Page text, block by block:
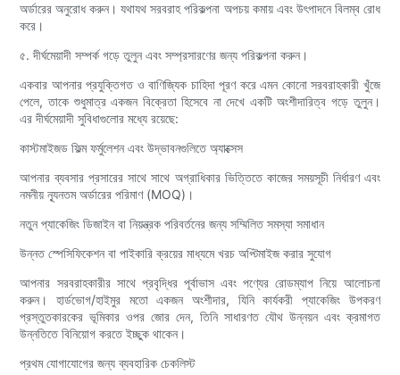
অর্ডারের অনুরোধ করুন। যথাযথ সরবরাহ পরিকল্পনা অপচয় কমায় এবং উৎপাদনে বিলম্ব রোধ
করে।
৫. দীর্ঘমেয়াদী সম্পর্ক গড়ে তুলুন এবং সম্প্রসারণের জন্য পরিকল্পনা করুন।
একবার আপনার প্রযুক্তিগত ও বাণিজ্যিক চাহিদা পূরণ করে এমন কোনো সরবরাহকারী খুঁজে
পেলে, তাকে শুধুমাত্র একজন বিক্রেতা হিসেবে না দেখে একটি অংশীদারিত্ব গড়ে তুলুন।
এর দীর্ঘমেয়াদী সুবিধাগুলোর মধ্যে রয়েছে:
কাস্টমাইজড ফিল্ম ফর্মুলেশন এবং উদ্ভাবনগুলিতে অ্যাক্সেস
আপনার ব্যবসার প্রসারের সাথে সাথে অগ্রাধিকার ভিত্তিতে কাজের সময়সূচী নির্ধারণ এবং
নমনীয় ন্যূনতম অর্ডারের পরিমাণ (MOQ)।
নতুন প্যাকেজিং ডিজাইন বা নিয়ন্ত্রক পরিবর্তনের জন্য সম্মিলিত সমস্যা সমাধান
উন্নত স্পেসিফিকেশন বা পাইকারি ক্রয়ের মাধ্যমে খরচ অপ্টিমাইজ করার সুযোগ
আপনার সরবরাহকারীর সাথে প্রবৃদ্ধির পূর্বাভাস এবং পণ্যের রোডম্যাপ নিয়ে আলোচনা
করুন। হার্ডভোগ/হাইমুর মতো একজন অংশীদার, যিনি কার্যকরী প্যাকেজিং উপকরণ
প্রস্তুতকারকের ভূমিকার ওপর জোর দেন, তিনি সাধারণত যৌথ উন্নয়ন এবং ক্রমাগত
উন্নতিতে বিনিয়োগ করতে ইচ্ছুক থাকেন।
প্রথম যোগাযোগের জন্য ব্যবহারিক চেকলিস্ট